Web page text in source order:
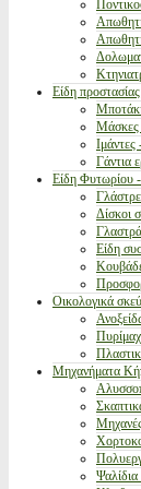
Είδη
Μάσκες
Γάντια
Είδη Φυτωρίου
Δίσκοι
Είδη
Οικολογικά
Μηχανήματα